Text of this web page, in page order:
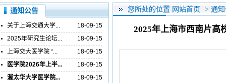
通知公告
关于上海交通大学...
18-09-15
2025年研究生论坛...
18-09-15
上海交大医学院 “...
18-09-15
医学院2026年上半...
18-09-15
渥太华大学医学院...
18-09-15
2025年上海市西南片高
您所处的位置 网站首页 > 通